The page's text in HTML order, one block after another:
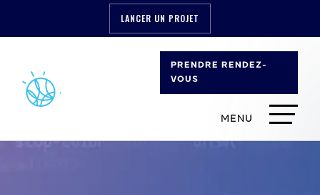
LANCER UN PROJET
PRENDRE RENDEZ-
VOUS